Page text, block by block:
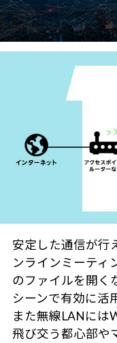
安定した通信が行
ンラインミーティ
のファイルを開く
シーンで有効に活
また無線LANには
飛び交う都心部や